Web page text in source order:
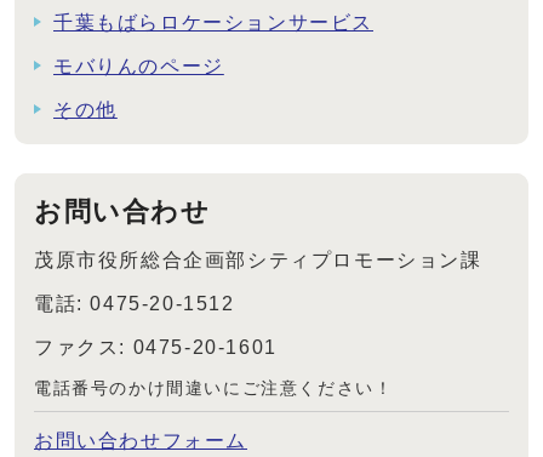
千葉もばらロケーションサービス
モバりんのページ
その他
お問い合わせ
茂原市役所総合企画部シティプロモーション課
電話: 0475-20-1512
ファクス: 0475-20-1601
電話番号のかけ間違いにご注意ください！
お問い合わせフォーム